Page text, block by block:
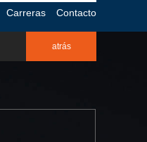
Carreras Contacto
atrás